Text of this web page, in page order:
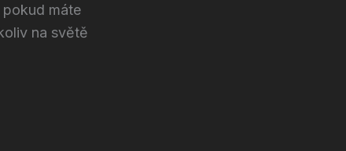
máte
na světě